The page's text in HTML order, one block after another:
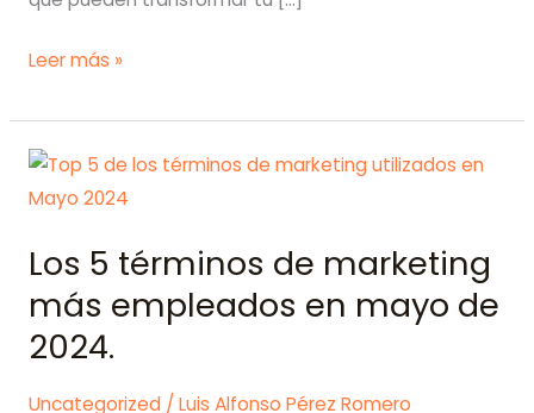
Dale
a
tus
publicaciones
LinkedIn:
Estrategias
para
triunfar
Leer más »
Los 5 términos de marketing
más empleados en mayo de
2024.
Uncategorized/ Luis Alfonso Pérez Romero